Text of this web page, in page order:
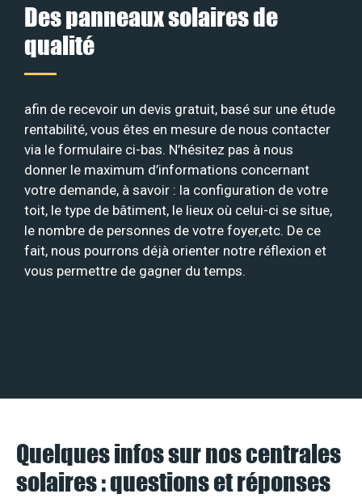
Des panneaux solaires de
qualité
afin de recevoir un devis gratuit, basé sur une étude
rentabilité, vous êtes en mesure de nous contacter
via le formulaire ci-bas. N’hésitez pas à nous
donner le maximum d’informations concernant
votre demande, à savoir : la configuration de votre
toit, le type de bâtiment, le lieux où celui-ci se situe,
le nombre de personnes de votre foyer,etc. De ce
fait, nous pourrons déjà orienter notre réflexion et
vous permettre de gagner du temps.
Quelques infos sur nos centrales
solaires : questions et réponses